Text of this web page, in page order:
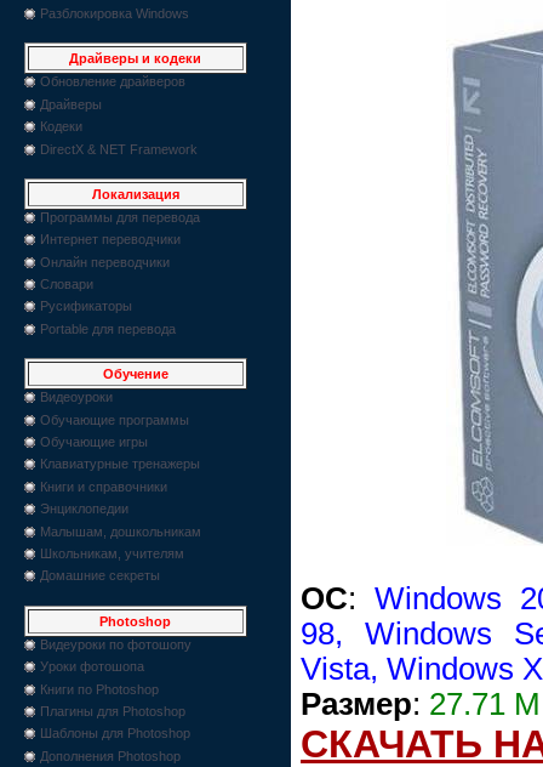
Разблокировка Windows
Драйверы и кодеки
Обновление драйверов
Драйверы
Кодеки
DirectX & NET Framework
Локализация
Программы для перевода
Интернет переводчики
Онлайн переводчики
Словари
Русификаторы
Portable для перевода
Обучение
Видеоуроки
Обучающие программы
Обучающие игры
Клавиатурные тренажеры
Книги и справочники
Энциклопедии
Малышам, дошкольникам
Школьникам, учителям
Домашние секреты
Photoshop
Видеуроки по фотошопу
Уроки фотошопа
Книги по Photoshop
Плагины для Photoshop
Шаблоны для Photoshop
Дополнения Photoshop
OC: Windows
98, Windows
Vista, Windows
Размер: 27.71
СКАЧАТЬ